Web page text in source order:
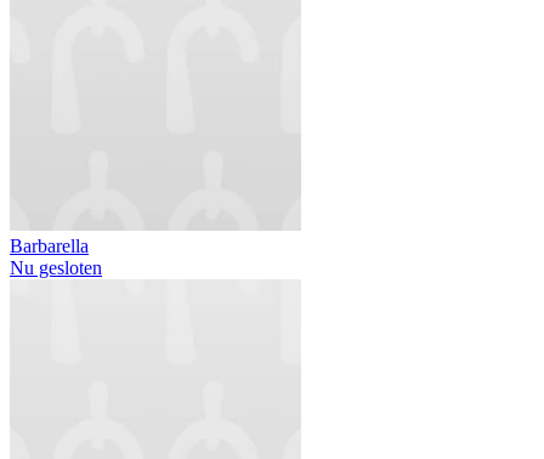
Barbarella
Nu gesloten